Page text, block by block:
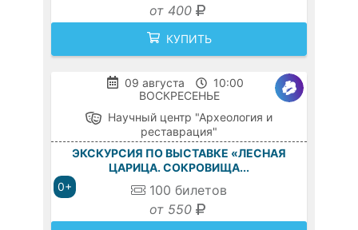
от 400
КУПИТЬ
09 августа
10:00
ВОСКРЕСЕНЬЕ
0+
Научный центр "Археология и
реставрация"
ЭКСКУРСИЯ ПО ВЫСТАВКЕ «ЛЕСНАЯ
ЦАРИЦА. СОКРОВИЩА...
100 билетов
от 550